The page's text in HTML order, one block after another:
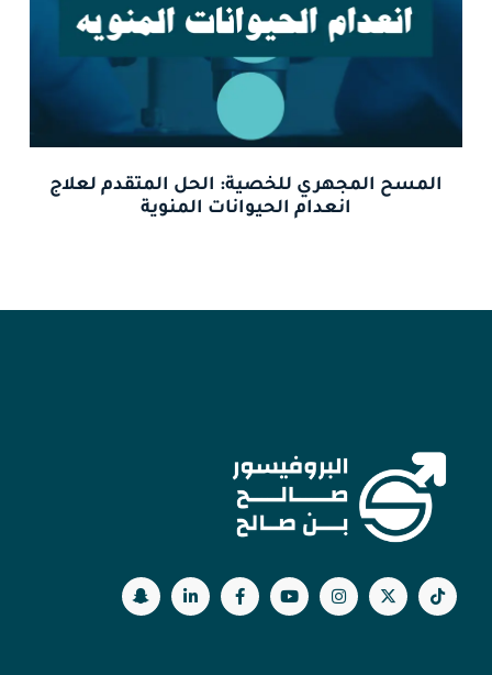
المسح المجهري للخصية: الحل المتقدم لعلاج
انعدام الحيوانات المنوية